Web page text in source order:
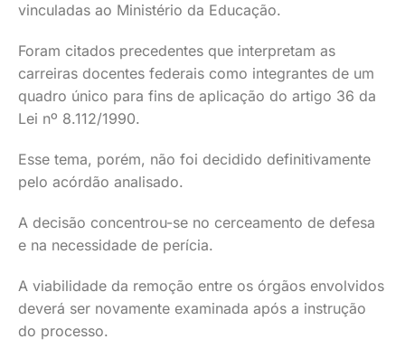
vinculadas ao Ministério da Educação.
Foram citados precedentes que interpretam as
carreiras docentes federais como integrantes de um
quadro único para fins de aplicação do artigo 36 da
Lei nº 8.112/1990.
Esse tema, porém, não foi decidido definitivamente
pelo acórdão analisado.
A decisão concentrou-se no cerceamento de defesa
e na necessidade de perícia.
A viabilidade da remoção entre os órgãos envolvidos
deverá ser novamente examinada após a instrução
do processo.